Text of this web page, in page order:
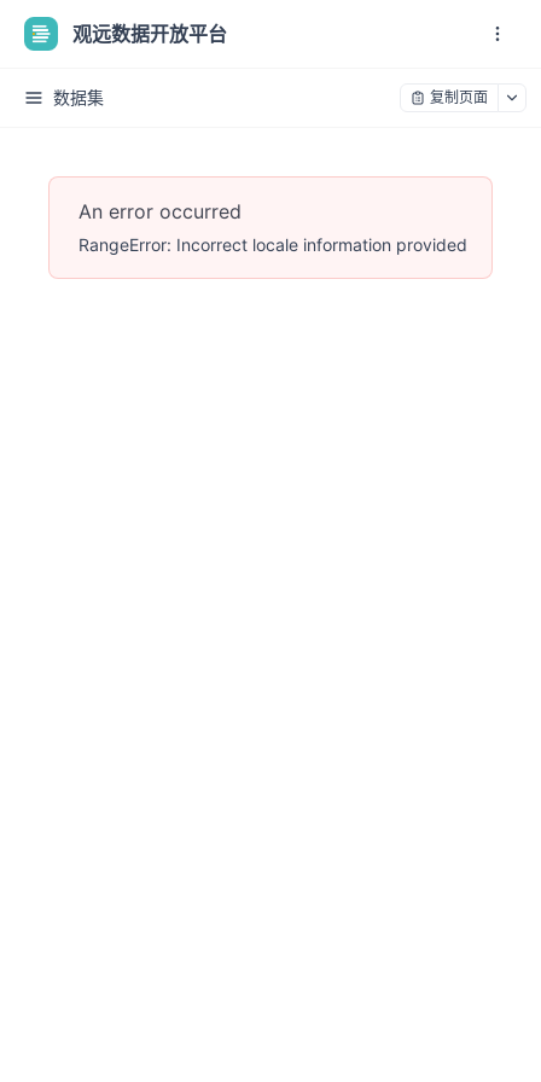
观远数据开放平台
数据集 复制页面
An error occurred
RangeError: Incorrect locale information provided